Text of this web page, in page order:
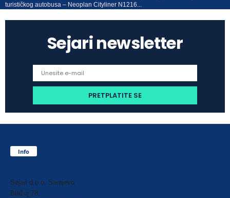
turističkog autobusa – Neoplan Cityliner N1216...
Sejari newsletter
Info
Sejari d.o.o. Sarajevo
Blažuj 78,